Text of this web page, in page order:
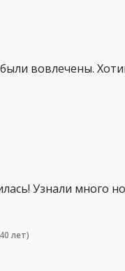
вовлечены.
Узнали много
лет)